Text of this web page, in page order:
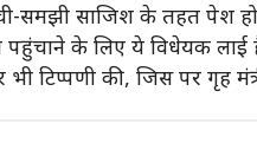
समझी साजिश के तहत पेश हो
पहुंचाने के लिए ये विधेयक
टिप्पणी की, जिस पर गृह